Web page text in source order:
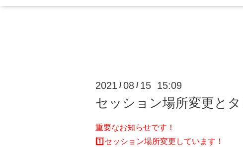
2021 /08 / 15 15:09
セッション場所変更と
重要なお知らせです！
1️⃣セッション場所変更しています！